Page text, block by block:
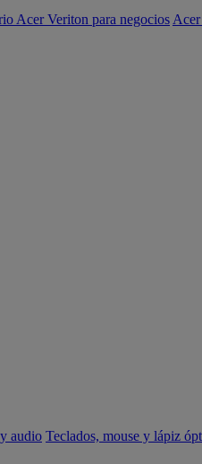
Acer Veriton para negocios
audio Teclados, mouse y lápiz